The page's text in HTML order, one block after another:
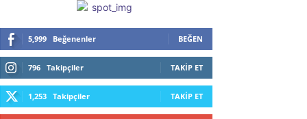
5,999 Beğenenler BEĞEN
796 Takipçiler TAKIP ET
1,253 Takipçiler TAKIP ET